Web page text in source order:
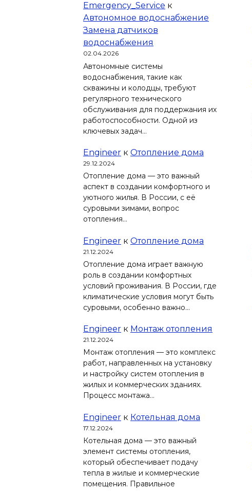
Emergency_Service к
Автономное водоснабжение
Замена датчиков
водоснабжения
02.04.2026
Автономные системы
водоснабжения, такие как
скважины и колодцы, требуют
регулярного технического
обслуживания для поддержания их
работоспособности. Одной из
ключевых задач…
Engineer к Отопление дома
29.12.2024
Отопление дома — это важный
аспект в создании комфортного и
уютного жилья. В России, с её
суровыми зимами, вопрос
отопления…
Engineer к Отопление дома
21.12.2024
Отопление дома играет важную
роль в создании комфортных
условий проживания. В России, где
климатические условия могут быть
суровыми, особенно важно…
Engineer к Монтаж отопления
21.12.2024
Монтаж отопления — это комплекс
работ, направленных на установку
и настройку систем отопления в
жилых и коммерческих зданиях.
Процесс монтажа…
Engineer к Котельная дома
17.12.2024
Котельная дома — это важный
элемент системы отопления,
который обеспечивает подачу
тепла в жилые и коммерческие
помещения. Правильное